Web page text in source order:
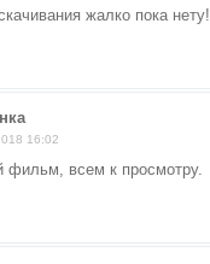
жалко пока нету!
16:02
фильм, всем к просмотру.